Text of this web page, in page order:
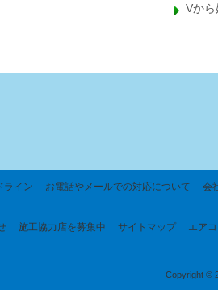
Vか
ライン お電話やメールでの対応について 会
施工協力店を募集中 サイトマップ エア
Copyright ©